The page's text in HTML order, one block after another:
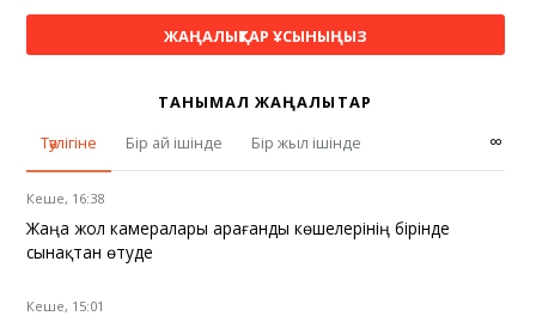
ЖАҢАЛЫҚТАР ҰСЫНЫҢЫЗ
ТАНЫМАЛ ЖАҢАЛЫҚТАР
Тәулігіне
Бір ай ішінде Бір жыл ішінде ∞
Кеше, 16:38
Жаңа жол камералары Қарағанды көшелерінің бірінде
сынақтан өтуде
Кеше, 15:01